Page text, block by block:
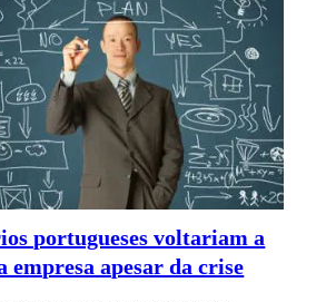
portugueses voltariam a
empresa apesar da crise